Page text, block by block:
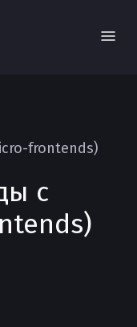
Вход
frontends)
с